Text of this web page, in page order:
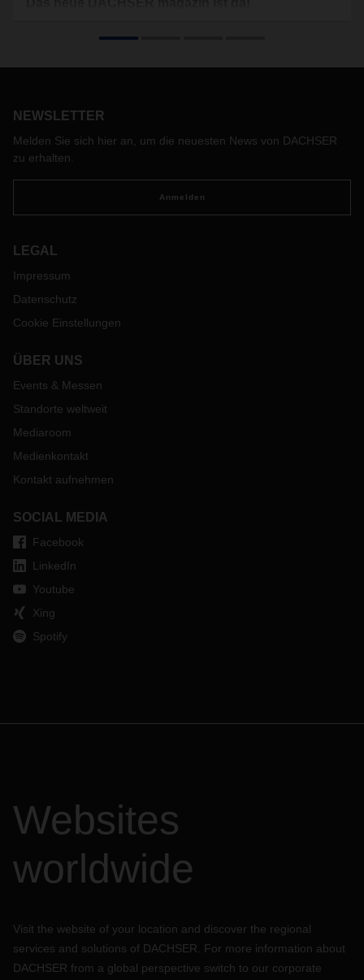
NEWSLETTER
Melden Sie sich hier an, um die neuesten News von DACHSER
zu erhalten.
Anmelden
LEGAL
Impressum
Datenschutz
Cookie Einstellungen
ÜBER UNS
Events & Messen
Standorte weltweit
Mediaroom
Medienkontakt
Kontakt aufnehmen
SOCIAL MEDIA
Facebook
LinkedIn
Youtube
Xing
Spotify
Websites
worldwide
Visit the website of your location and discover the regional
services and solutions of DACHSER. For more information about
DACHSER from a global perspective switch to our corporate